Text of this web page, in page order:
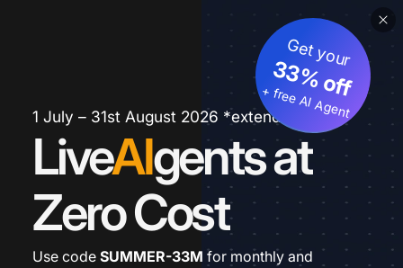
1 July – 31st August 2026 *extended
LiveAIgents at
Zero Cost
Get your
33% off
+ free AI Agent
Use code SUMMER-33M for monthly and